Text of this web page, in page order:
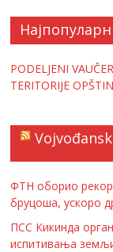
PODELJENI
TERITORIJE
ФТН оборио
бруцоша, ускоро
ПСС Кикинда
испитивања